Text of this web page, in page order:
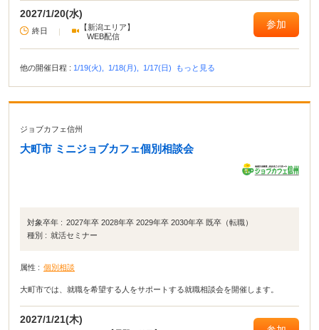
2027/1/20(水)
終日
【新潟エリア】
WEB配信
参加
他の開催日程 : 1/19(火), 1/18(月), 1/17(日) もっと見る
ジョブカフェ信州
大町市 ミニジョブカフェ個別相談会
対象卒年 : 2027年卒 2028年卒 2029年卒 2030年卒 既卒（転職）
種別 : 就活セミナー
属性 : 個別相談
大町市では、就職を希望する人をサポートする就職相談会を開催します。
2027/1/21(木)